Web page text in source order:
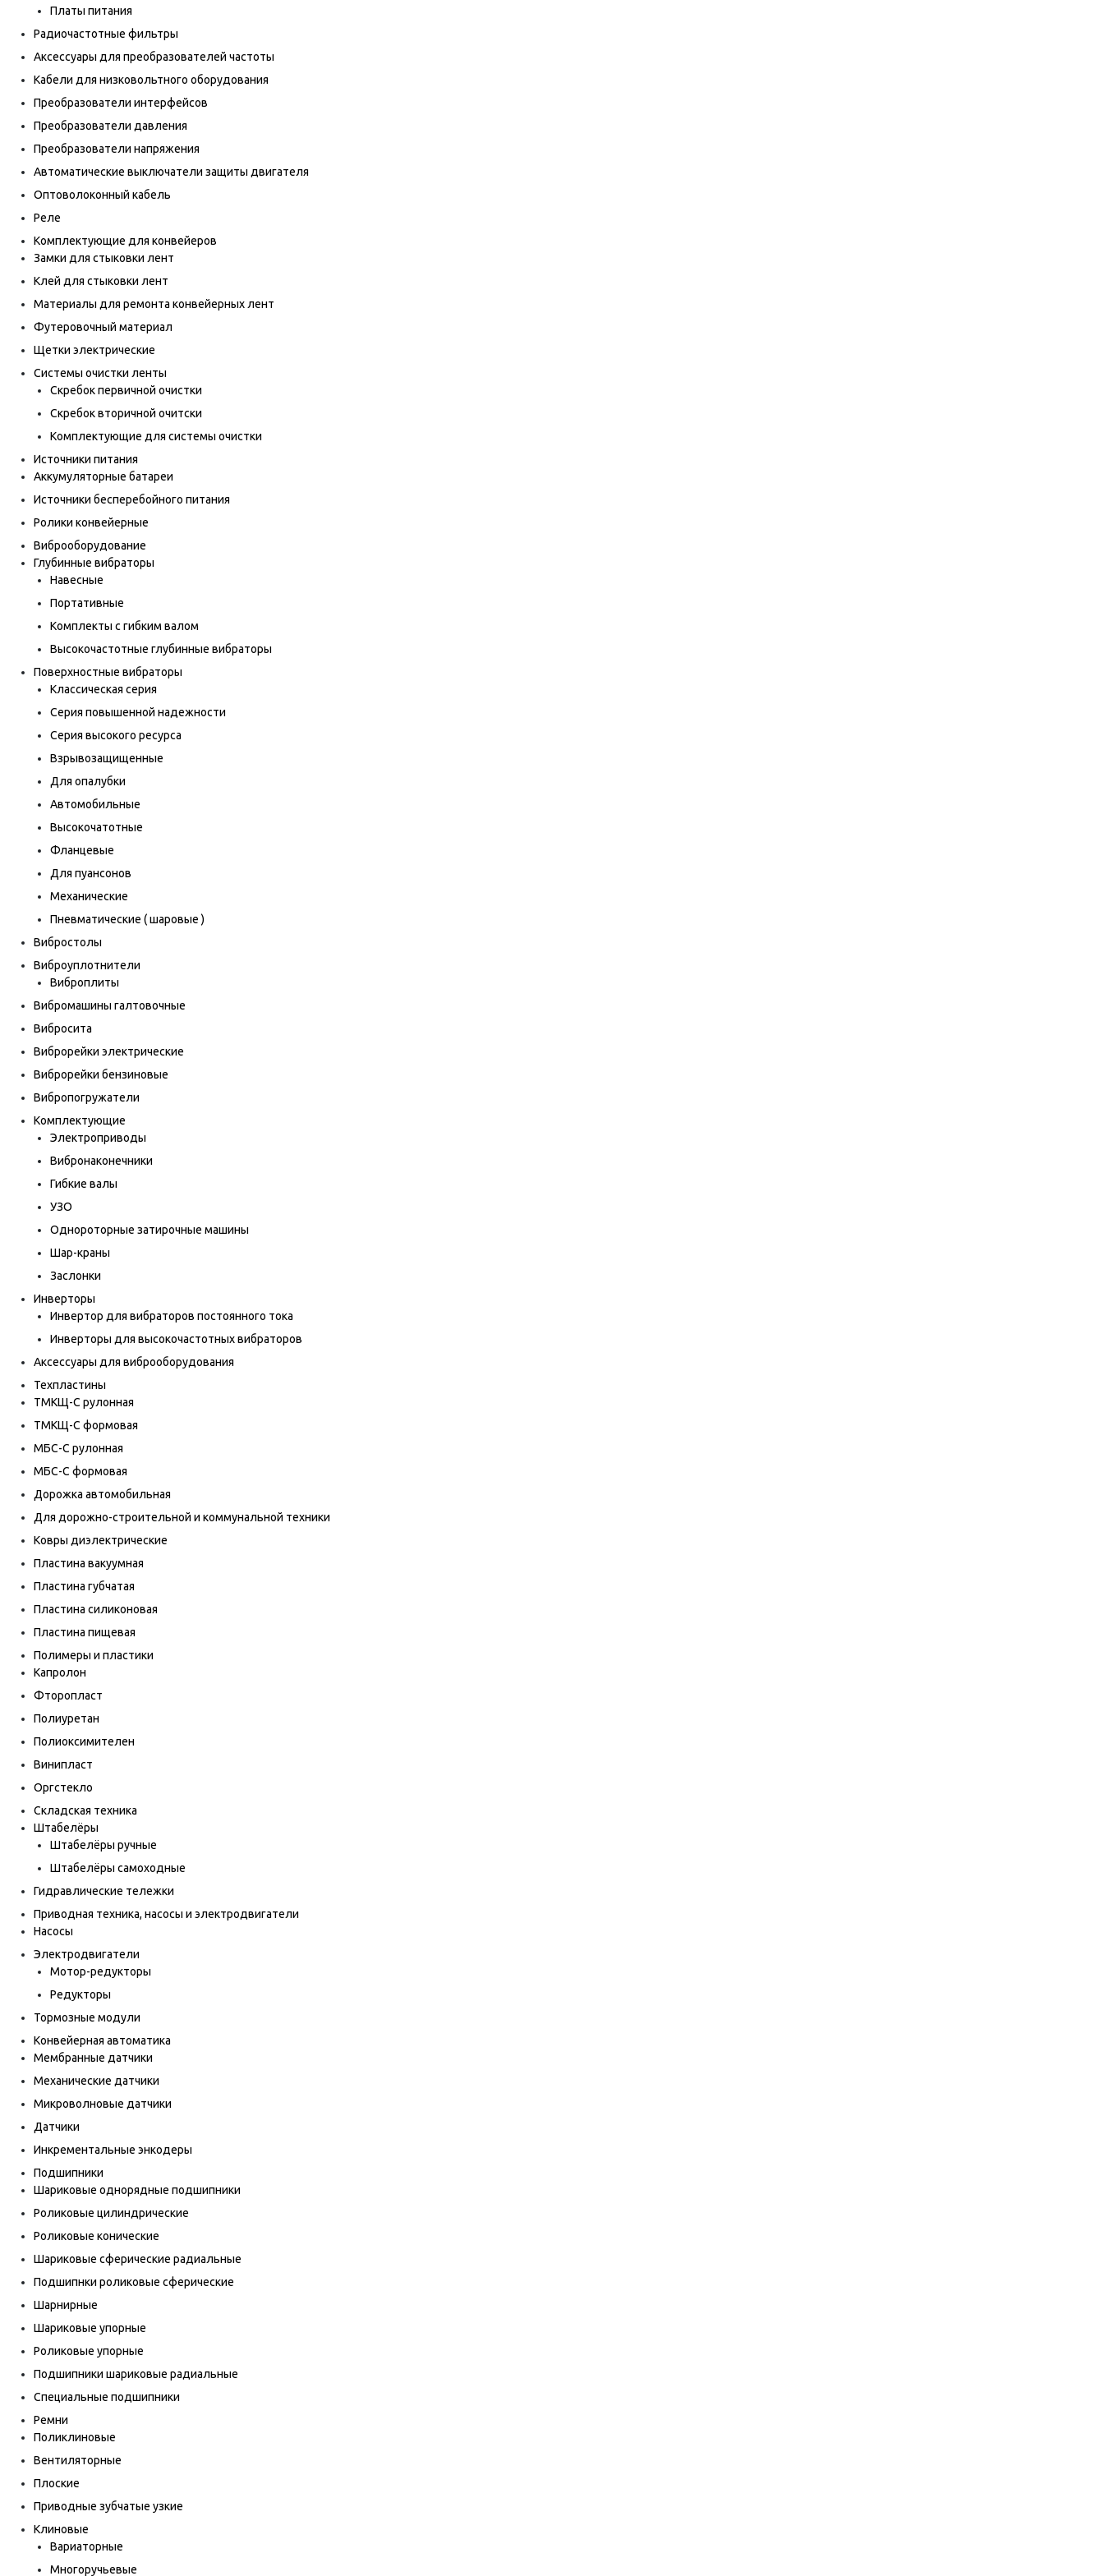
Платы питания
Радиочастотные фильтры
Аксессуары для преобразователей частоты
Кабели для низковольтного оборудования
Преобразователи интерфейсов
Преобразователи давления
Преобразователи напряжения
Автоматические выключатели защиты двигателя
Оптоволоконный кабель
Реле
Комплектующие для конвейеров
Замки для стыковки лент
Клей для стыковки лент
Материалы для ремонта конвейерных лент
Футеровочный материал
Щетки электрические
Системы очистки ленты
Скребок первичной очистки
Скребок вторичной очитски
Комплектующие для системы очистки
Источники питания
Аккумуляторные батареи
Источники бесперебойного питания
Ролики конвейерные
Виброоборудование
Глубинные вибраторы
Навесные
Портативные
Комплекты с гибким валом
Высокочастотные глубинные вибраторы
Поверхностные вибраторы
Классическая серия
Серия повышенной надежности
Серия высокого ресурса
Взрывозащищенные
Для опалубки
Автомобильные
Высокочатотные
Фланцевые
Для пуансонов
Механические
Пневматические ( шаровые )
Вибростолы
Виброуплотнители
Виброплиты
Вибромашины галтовочные
Вибросита
Виброрейки электрические
Виброрейки бензиновые
Вибропогружатели
Комплектующие
Электроприводы
Вибронаконечники
Гибкие валы
УЗО
Однороторные затирочные машины
Шар-краны
Заслонки
Инверторы
Инвертор для вибраторов постоянного тока
Инверторы для высокочастотных вибраторов
Аксессуары для виброоборудования
Техпластины
ТМКЩ-С рулонная
ТМКЩ-С формовая
МБС-С рулонная
МБС-С формовая
Дорожка автомобильная
Для дорожно-строительной и коммунальной техники
Ковры диэлектрические
Пластина вакуумная
Пластина губчатая
Пластина силиконовая
Пластина пищевая
Полимеры и пластики
Капролон
Фторопласт
Полиуретан
Полиоксимителен
Винипласт
Оргстекло
Складская техника
Штабелёры
Штабелёры ручные
Штабелёры самоходные
Гидравлические тележки
Приводная техника, насосы и электродвигатели
Насосы
Электродвигатели
Мотор-редукторы
Редукторы
Тормозные модули
Конвейерная автоматика
Мембранные датчики
Механические датчики
Микроволновые датчики
Датчики
Инкрементальные энкодеры
Подшипники
Шариковые однорядные подшипники
Роликовые цилиндрические
Роликовые конические
Шариковые сферические радиальные
Подшипнки роликовые сферические
Шарнирные
Шариковые упорные
Роликовые упорные
Подшипники шариковые радиальные
Специальные подшипники
Ремни
Поликлиновые
Вентиляторные
Плоские
Приводные зубчатые узкие
Клиновые
Вариаторные
Многоручьевые